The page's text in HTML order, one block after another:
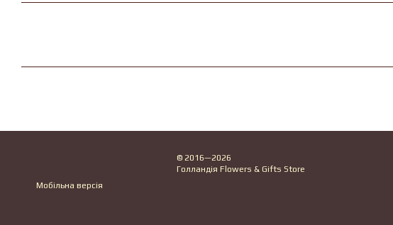
Мобільна версія
© 2016—2026
Голландія Flowers & Gifts Store